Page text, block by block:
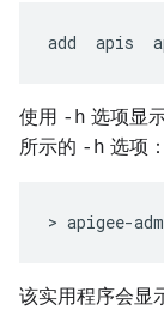
add  apis
使用 -h 选项显
所示的 -h 选项：
> apigee-
该实用程序会显